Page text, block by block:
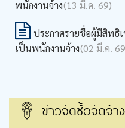
พนักงานจ้าง(13 มี.ค. 69)
ประกาศรายชื่อผู้มีสิทธิ
เป็นพนักงานจ้าง(02 มี.ค.
ข่าวจัดซื้อจัดจ้าง